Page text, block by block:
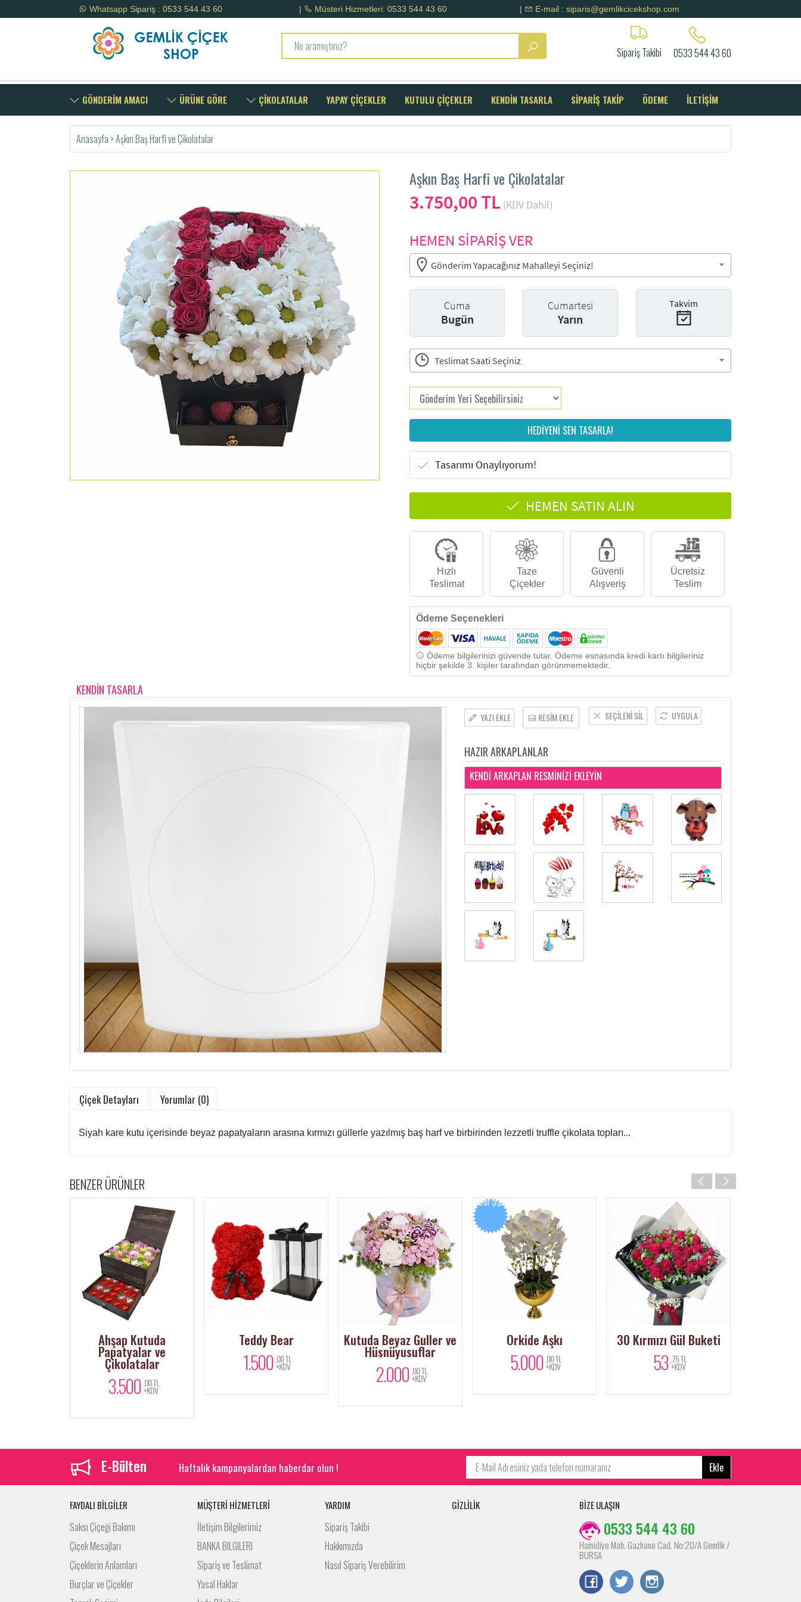
| E-mail : siparis@gemlikcicekshop.com
| Müsteri Hizmetleri: 0533 544 43 60
Whatsapp Sipariş : 0533 544 43 60
Sipariş Takibi 0533 544 43 60
GÖNDERİM AMACI ÜRÜNE GÖRE ÇİKOLATALAR YAPAY ÇİÇEKLER KUTULU ÇİÇEKLER KENDİN TASARLA SİPARİŞ TAKİP ÖDEME İLETİŞİM
Anasayfa >Aşkın Baş Harfi ve Çikolatalar
Aşkın Baş Harfi ve Çikolatalar
3.750,00 TL (KDV Dahil)
HEMEN SİPARİŞ VER
Gönderim Yapacağınız Mahalleyi Seçiniz!
Cuma
Bugün
Cumartesi
Yarın
Takvim
Teslimat Saati Seçiniz
HEDİYENİ SEN TASARLA!
Tasarımı Onaylıyorum!
HEMEN SATIN ALIN
Hızlı
Teslimat
Taze
Çiçekler
Güvenli
Alışveriş
Ücretsiz
Teslim
Ödeme Seçenekleri
Ödeme bilgilerinizi güvende tutar. Ödeme esnasında kredi kartı bilgileriniz
hiçbir şekilde 3. kişiler tarafından görünmemektedir.
KENDİN TASARLA
YAZI EKLE RESİM EKLE SEÇİLENİ SİL UYGULA
HAZIR ARKAPLANLAR
KENDİ ARKAPLAN RESMİNİZİ EKLEYİN
Çiçek Detayları Yorumlar (0)
Siyah kare kutu içerisinde beyaz papatyaların arasına kırmızı güllerle yazılmış baş harf ve birbirinden lezzetli truffle çikolata topları...
BENZER ÜRÜNLER
Teddy Bear
1.500
Kutuda Beyaz Guller ve
Hüsnüyusuflar
2.000
Orkide Aşkı
5.000
30 Kırmızı Gül Buketi
53
Pink Love
3.000
E-Bülten Haftalık kampanyalardan haberdar olun ! Ekle
FAYDALI BİLGİLER
Saksı Çiçeği Bakımı
Çiçek Mesajları
Çiçeklerin Anlamları
Burçlar ve Çiçekler
MÜŞTERİ HİZMETLERİ
İletişim Bilgilerimiz
BANKA BILGILERI
Sipariş ve Teslimat
Yasal Haklar
YARDIM
Sipariş Takibi
Hakkımızda
Nasıl Sipariş Verebilirim
GİZLİLİK BİZE ULAŞIN
0533 544 43 60
Hamidiye Mah. Gazhane Cad. No:20/A Gemlik /
BURSA